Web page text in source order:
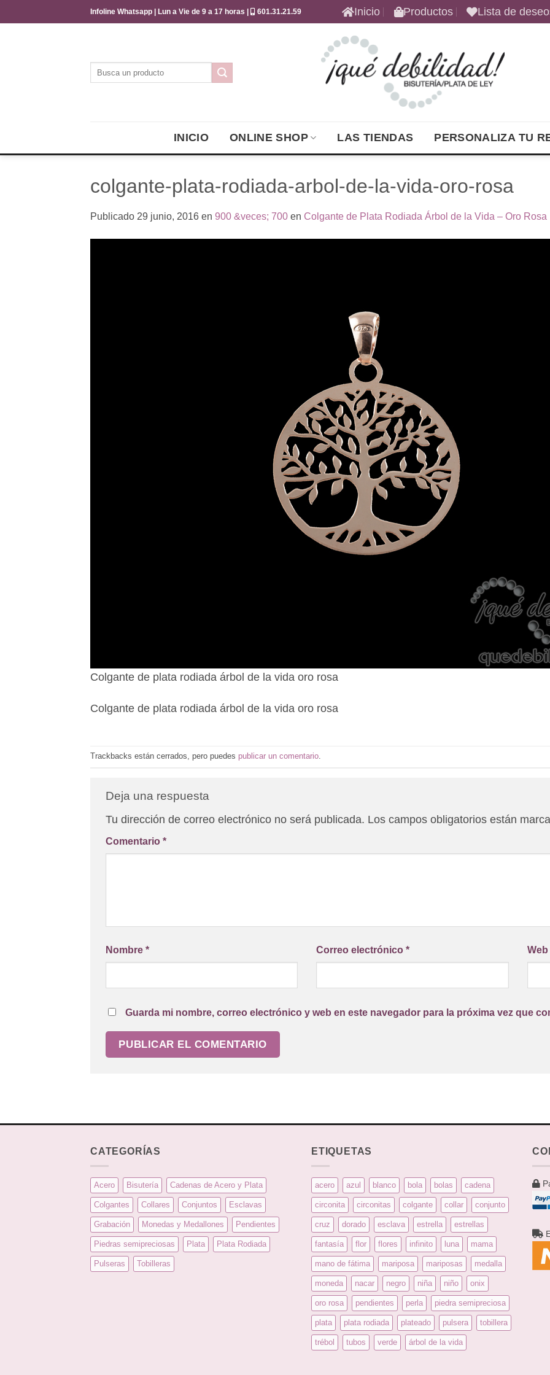
al
Infoline Whatsapp | Lun a Vie de 9 a 17 horas | 601.31.21.59 Inicio Productos Lista de
INICIO ONLINE SHOP LAS TIENDAS PERSONALIZA TU
colgante-plata-rodiada-arbol-de-la-vida-oro-rosa
Publicado 29 junio, 2016 en 900 &veces; 700 en Colgante de Plata Rodiada Árbol de la Vida – Oro Rosa
Colgante de plata rodiada árbol de la vida oro rosa
Colgante de plata rodiada árbol de la vida oro rosa
Trackbacks están cerrados, pero puedes publicar un comentario.
Deja una respuesta
Tu dirección de correo electrónico no será publicada. Los campos obligatorios están
Comentario *
Nombre * Correo electrónico* Web
Guarda mi nombre, correo electrónico y web en este navegador para la próxima vez que
CATEGORÍAS
Acero Bisutería Cadenas de Acero y Plata
Colgantes Collares Conjuntos Esclavas
Grabación Monedas y Medallones Pendientes
Piedras semipreciosas Plata Plata Rodiada
Pulseras Tobilleras
ETIQUETAS
acero azul blanco bola bolas cadena
circonita circonitas colgante collar conjunto
cruz dorado esclava estrella estrellas
fantasía flor flores infinito luna mama
mano de fátima mariposa mariposas medalla
moneda nacar negro niña niño onix
oro rosa pendientes perla piedra semipreciosa
plata plata rodiada plateado pulsera tobillera
trébol tubos verde árbol de la vida